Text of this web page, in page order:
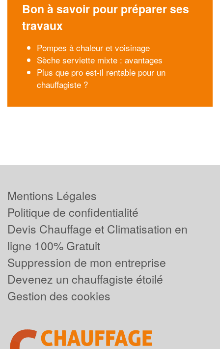
Bon à savoir pour préparer ses
travaux
Pompes à chaleur et voisinage
Sèche serviette mixte : avantages
Plus que pro est-il rentable pour un
chauffagiste ?
Mentions Légales
Politique de confidentialité
Devis Chauffage et Climatisation en
ligne 100% Gratuit
Suppression de mon entreprise
Devenez un chauffagiste étoilé
Gestion des cookies